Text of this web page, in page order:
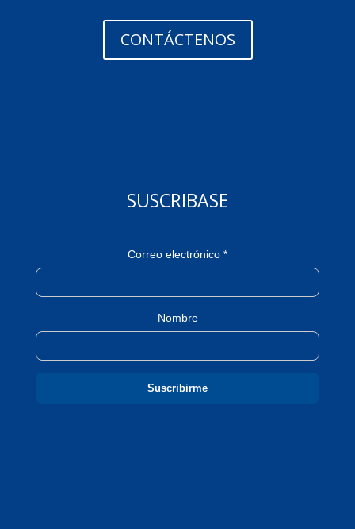
CONTÁCTENOS
SUSCRIBASE
Correo electrónico *
Nombre